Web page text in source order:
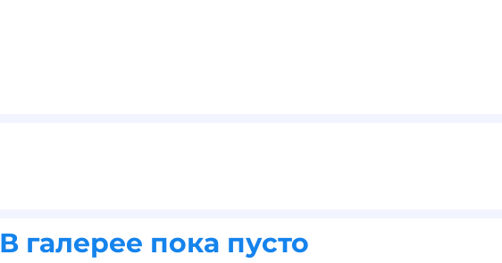
В галерее пока пусто